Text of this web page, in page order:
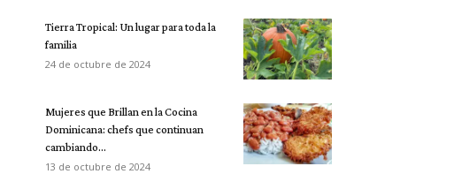
Tierra Tropical: Un lugar para toda la
familia
24 de octubre de 2024
Mujeres que Brillan en la Cocina
Dominicana: chefs que continuan
cambiando...
13 de octubre de 2024